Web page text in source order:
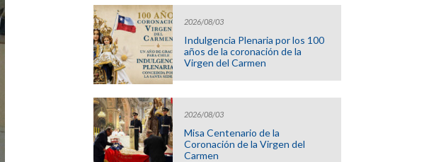
2026/08/03
Indulgencia Plenaria por los 100
años de la coronación de la
Virgen del Carmen
2026/08/03
Misa Centenario de la
Coronación de la Virgen del
Carmen